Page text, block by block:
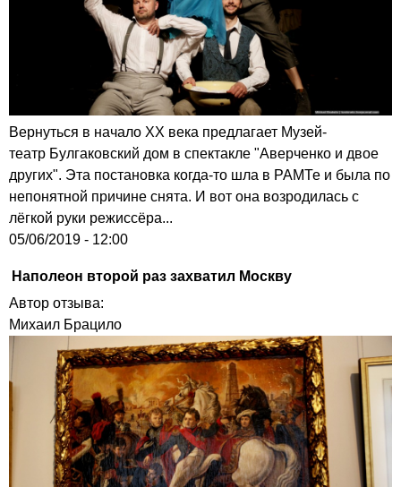
Вернуться в начало XX века предлагает Музей-
театр Булгаковский дом в спектакле "Аверченко и двое
других". Эта постановка когда-то шла в РАМТе и была по
непонятной причине снята. И вот она возродилась с
лёгкой руки режиссёра...
05/06/2019 - 12:00
Наполеон второй раз захватил Москву
Автор отзыва:
Михаил Брацило